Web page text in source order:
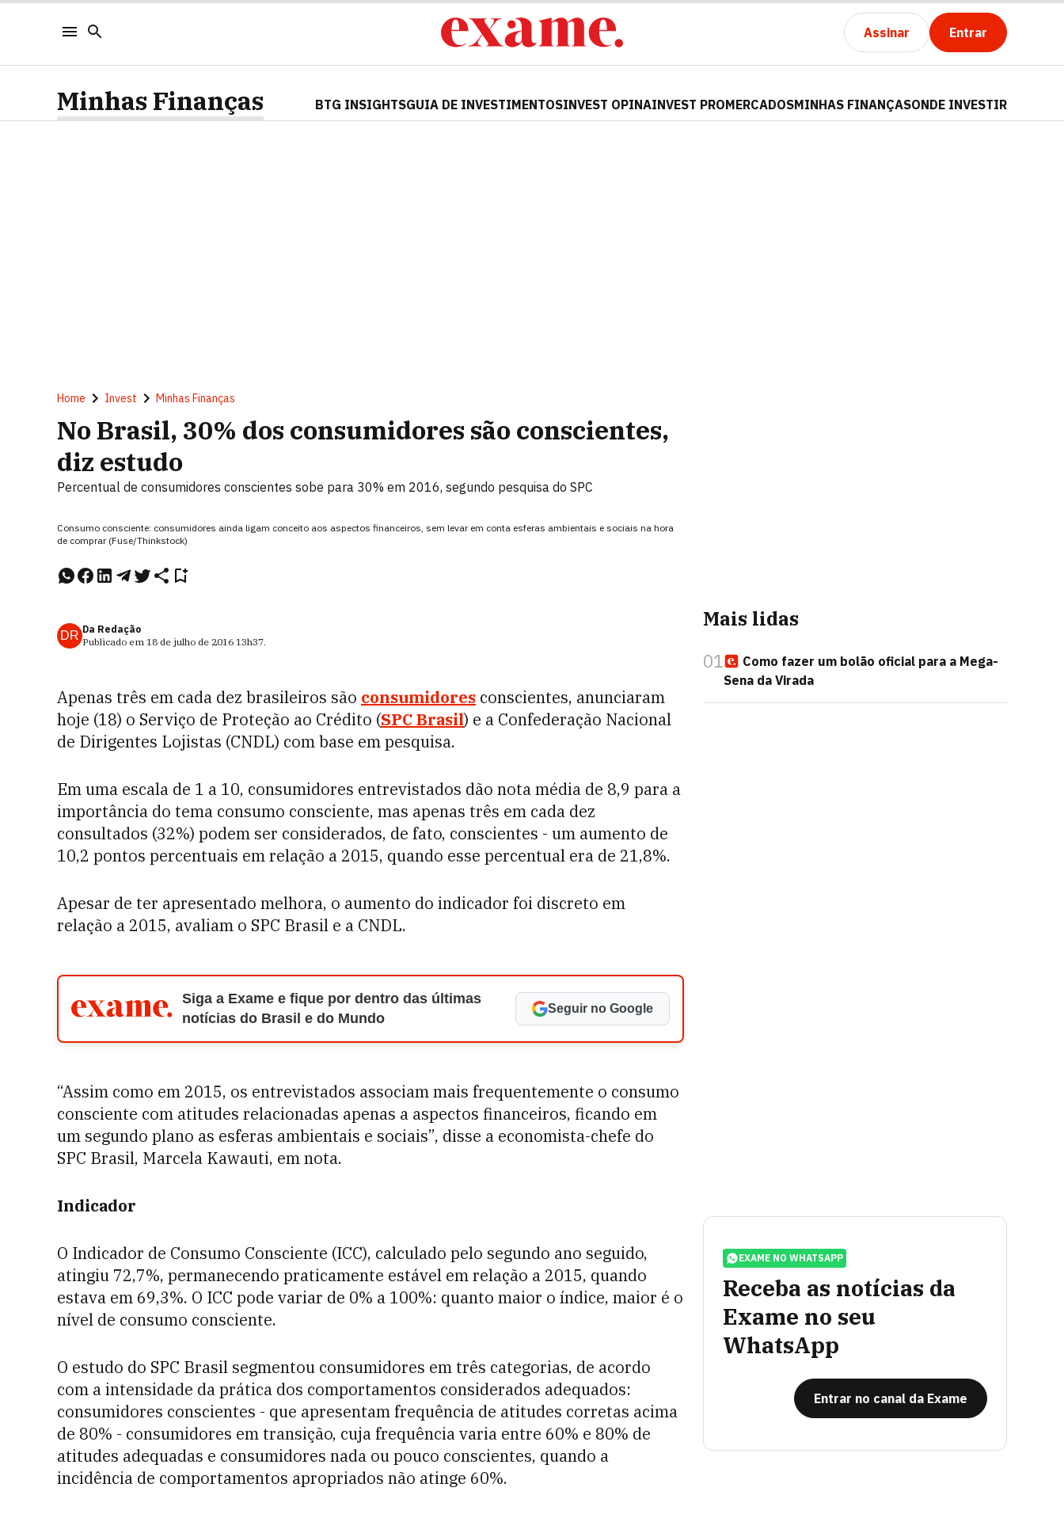
Assinar Entrar
Minhas Finanças BTG INSIGHTSGUIA DE INVESTIMENTOSINVEST OPINAINVEST PROMERCADOSMINHAS FINANÇASONDE INVESTIR
Home Invest Minhas Finanças
No Brasil, 30% dos consumidores são conscientes,
diz estudo
Percentual de consumidores conscientes sobe para 30% em 2016, segundo pesquisa do SPC
Consumo consciente: consumidores ainda ligam conceito aos aspectos financeiros, sem levar em conta esferas ambientais e sociais na hora
de comprar (Fuse/Thinkstock)
DR Da Redação
Publicado em 18 de julho de 2016 13h37.
Apenas três em cada dez brasileiros são consumidores conscientes, anunciaram
hoje (18) o Serviço de Proteção ao Crédito (SPC Brasil) e a Confederação Nacional
de Dirigentes Lojistas (CNDL) com base em pesquisa.
Em uma escala de 1 a 10, consumidores entrevistados dão nota média de 8,9 para a
importância do tema consumo consciente, mas apenas três em cada dez
consultados (32%) podem ser considerados, de fato, conscientes - um aumento de
10,2 pontos percentuais em relação a 2015, quando esse percentual era de 21,8%.
Apesar de ter apresentado melhora, o aumento do indicador foi discreto em
relação a 2015, avaliam o SPC Brasil e a CNDL.
Siga a Exame e fique por dentro das últimas
notícias do Brasil e do Mundo
Seguir no Google
“Assim como em 2015, os entrevistados associam mais frequentemente o consumo
consciente com atitudes relacionadas apenas a aspectos financeiros, ficando em
um segundo plano as esferas ambientais e sociais”, disse a economista-chefe do
SPC Brasil, Marcela Kawauti, em nota.
Indicador
O Indicador de Consumo Consciente (ICC), calculado pelo segundo ano seguido,
atingiu 72,7%, permanecendo praticamente estável em relação a 2015, quando
estava em 69,3%. O ICC pode variar de 0% a 100%: quanto maior o índice, maior é o
nível de consumo consciente.
O estudo do SPC Brasil segmentou consumidores em três categorias, de acordo
com a intensidade da prática dos comportamentos considerados adequados:
consumidores conscientes - que apresentam frequência de atitudes corretas acima
de 80% - consumidores em transição, cuja frequência varia entre 60% e 80% de
atitudes adequadas e consumidores nada ou pouco conscientes, quando a
incidência de comportamentos apropriados não atinge 60%.
Mais lidas
01
Como fazer um bolão oficial para a Mega-
Sena da Virada
EXAME NO WHATSAPP
Receba as notícias da
Exame no seu
WhatsApp
Entrar no canal da Exame